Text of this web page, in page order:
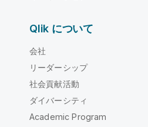
Qlik について
会社
リーダーシップ
社会貢献活動
ダイバーシティ
Academic Program